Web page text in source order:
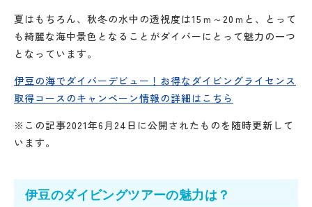
夏はもちろん、秋冬の水中の透視度は15ｍ～20ｍと、とって
も綺麗な海中景色となることがダイバーにとって魅力の一つ
となっています。
伊豆の海でダイバーデビュー！お得なダイビングライセンス
取得コースのキャンペーン情報の詳細はこちら
※この記事2021年6月24日に公開されたものを随時更新して
います。
伊豆のダイビングツアーの魅力は？